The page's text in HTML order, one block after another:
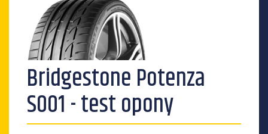
TESTY OPON
PRODUCENCI OPON
Bridgestone Potenza
S001 - test opony